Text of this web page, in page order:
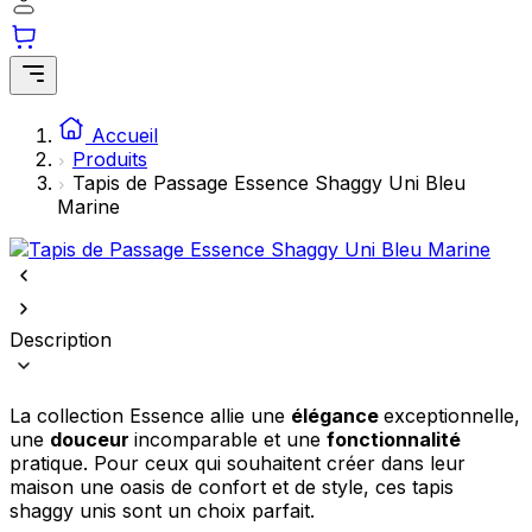
Accueil
Produits
Tapis de Passage Essence Shaggy Uni Bleu
Marine
Description
La collection Essence allie une élégance exceptionnelle,
une douceur incomparable et une fonctionnalité
pratique. Pour ceux qui souhaitent créer dans leur
maison une oasis de confort et de style, ces tapis
shaggy unis sont un choix parfait.
comme votre langue préférée ou la région dans laquelle vous vous
trouvez.
Statistiques
Les cookies statistiques aident les propriétaires de sites web à
comprendre comment les visiteurs interagissent avec les sites en
collectant et en rapportant des informations de manière anonyme.
Marketing
précieuses pour les éditeurs et les annonceurs tiers.
Les cookies non classés sont des cookies qui sont en processus de
classification, en collaboration avec les fournisseurs de cookies
individuels.